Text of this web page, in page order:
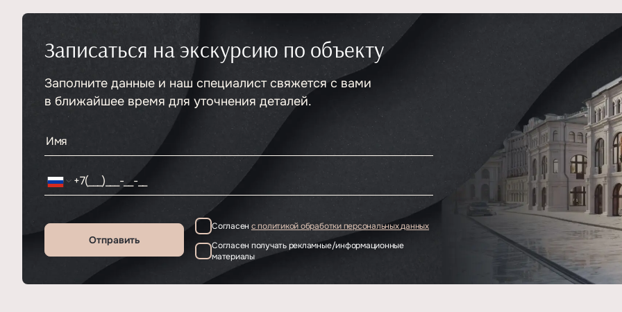
ТипЖК
Класс проектаЭлитный
Этажность7
Записаться на экскурсию по объекту
Заполните данные и наш специалист свяжется с вами
в ближайшее время для уточнения деталей.
Отправить
Согласен с политикой обработки персональных данных
Согласен получать рекламные/информационные
материалы